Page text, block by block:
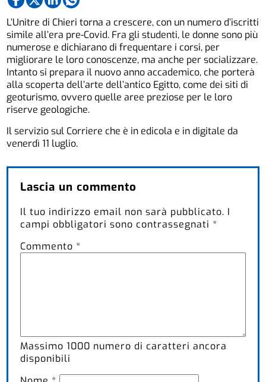
L’Unitre di Chieri torna a crescere, con un numero d’iscritti
simile all’era pre-Covid. Fra gli studenti, le donne sono più
numerose e dichiarano di frequentare i corsi, per
migliorare le loro conoscenze, ma anche per socializzare.
Intanto si prepara il nuovo anno accademico, che porterà
alla scoperta dell’arte dell’antico Egitto, come dei siti di
geoturismo, ovvero quelle aree preziose per le loro
riserve geologiche.
Il servizio sul Corriere che è in edicola e in digitale da
venerdì 11 luglio.
Lascia un commento
Il tuo indirizzo email non sarà pubblicato. I
campi obbligatori sono contrassegnati *
Commento *
Massimo1000 numero di caratteri ancora
disponibili